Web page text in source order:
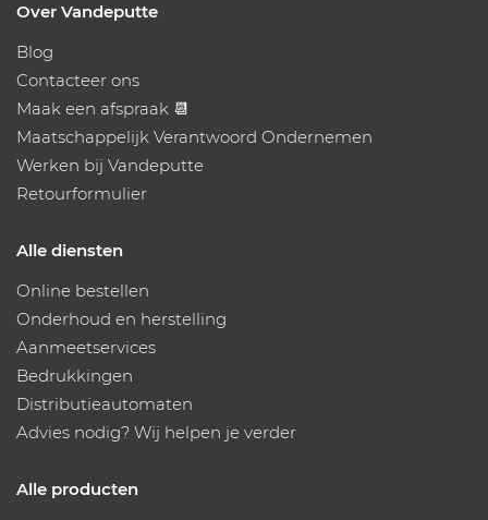
Over Vandeputte
Blog
Contacteer ons
Maak een afspraak 📆
Maatschappelijk Verantwoord Ondernemen
Werken bij Vandeputte
Retourformulier
Alle diensten
Online bestellen
Onderhoud en herstelling
Aanmeetservices
Bedrukkingen
Distributieautomaten
Advies nodig? Wij helpen je verder
Alle producten